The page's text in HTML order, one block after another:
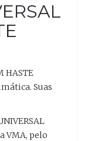
HASTE
Suas
VMA, pelo